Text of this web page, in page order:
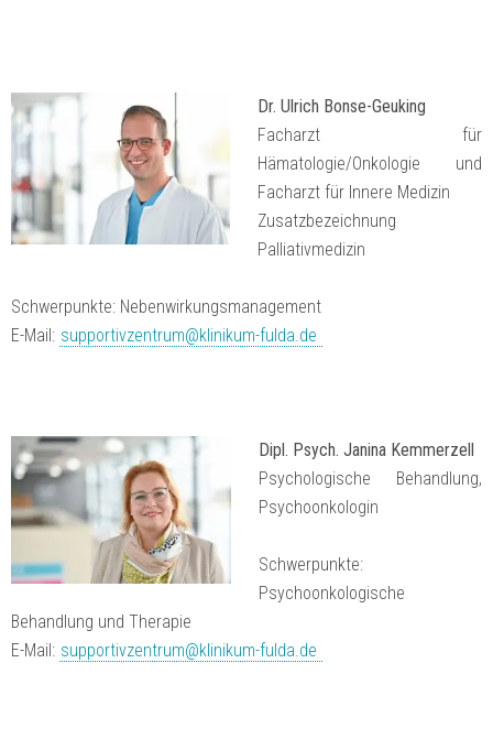
Dr. Ulrich Bonse-Geuking
Facharzt für
Hämatologie/Onkologie und
Facharzt für Innere Medizin
Zusatzbezeichnung
Palliativmedizin
Schwerpunkte: Nebenwirkungsmanagement
E-Mail: supportivzentrum@klinikum-fulda.de
Dipl. Psych. Janina Kemmerzell
Psychologische Behandlung,
Psychoonkologin
Schwerpunkte:
Psychoonkologische
Behandlung und Therapie
E-Mail: supportivzentrum@klinikum-fulda.de